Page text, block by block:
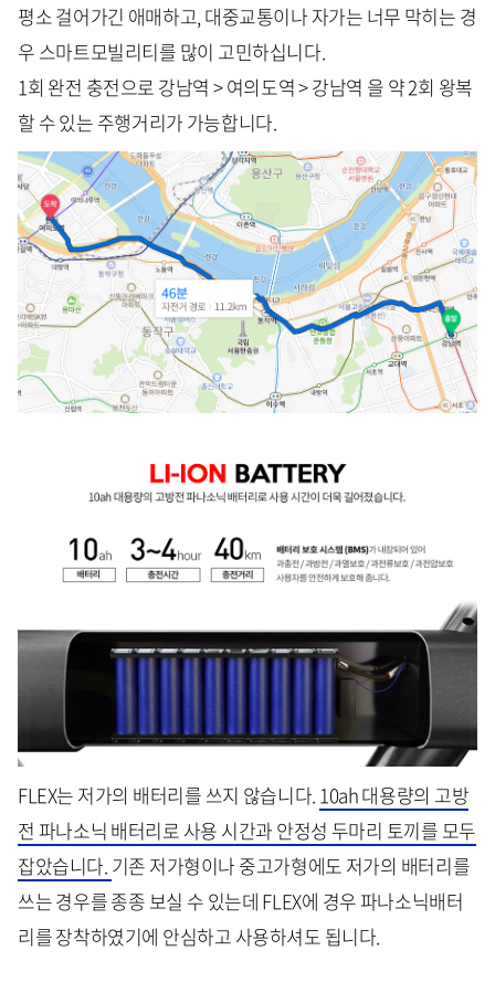
평소 걸어가긴 애매하고, 대중교통이나 자가는 너무 막히는 경
우 스마트모빌리티를 많이 고민하십니다.
1회 완전 충전으로 강남역 > 여의도역 > 강남역 을 약 2회 왕복
할 수 있는 주행거리가 가능합니다.
FLEX는 저가의 배터리를 쓰지 않습니다. 10ah 대용량의 고방
전 파나소닉 배터리로 사용 시간과 안정성 두마리 토끼를 모두
잡았습니다. 기존 저가형이나 중고가형에도 저가의 배터리를
쓰는 경우를 종종 보실 수 있는데 FLEX에 경우 파나소닉배터
리를 장착하였기에 안심하고 사용하셔도 됩니다.